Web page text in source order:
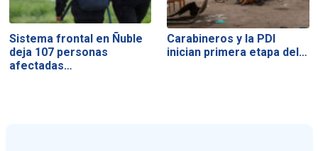
Sistema frontal en Ñuble
deja 107 personas
afectadas…
Carabineros y la PDI
inician primera etapa del…